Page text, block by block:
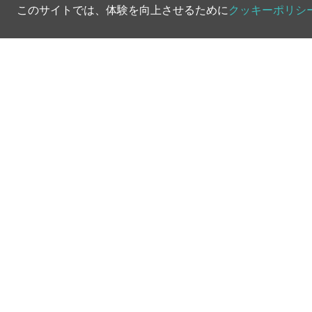
このサイトでは、体験を向上させるためにクッキーポリシ